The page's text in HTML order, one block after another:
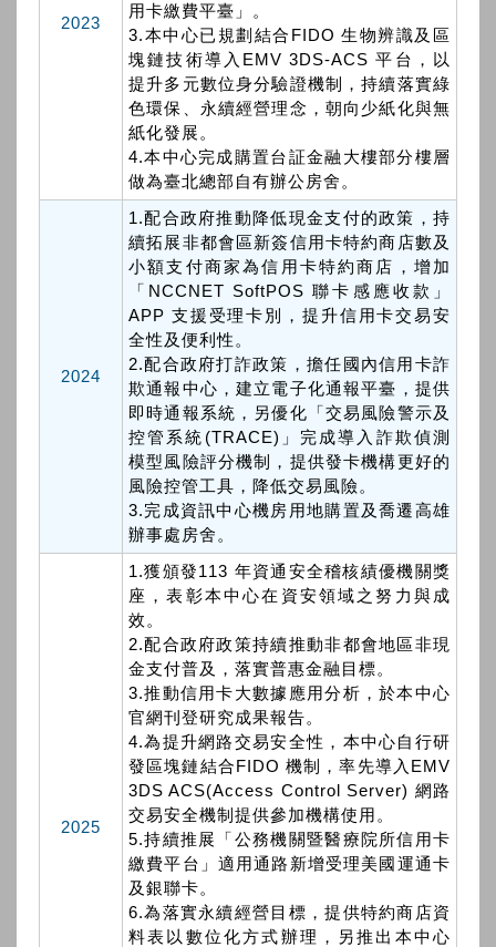
2023
用卡繳費平臺」。
3.本中心已規劃結合FIDO 生物辨識及區
塊鏈技術導入EMV 3DS-ACS 平台，以
提升多元數位身分驗證機制，持續落實綠
色環保、永續經營理念，朝向少紙化與無
紙化發展。
4.本中心完成購置台証金融大樓部分樓層
做為臺北總部自有辦公房舍。
2024
1.配合政府推動降低現金支付的政策，持
續拓展非都會區新簽信用卡特約商店數及
小額支付商家為信用卡特約商店，增加
「NCCNET SoftPOS 聯卡感應收款」
APP 支援受理卡別，提升信用卡交易安
全性及便利性。
2.配合政府打詐政策，擔任國內信用卡詐
欺通報中心，建立電子化通報平臺，提供
即時通報系統，另優化「交易風險警示及
控管系統(TRACE)」完成導入詐欺偵測
模型風險評分機制，提供發卡機構更好的
風險控管工具，降低交易風險。
3.完成資訊中心機房用地購置及喬遷高雄
辦事處房舍。
2025
1.獲頒發113 年資通安全稽核績優機關獎
座，表彰本中心在資安領域之努力與成
效。
2.配合政府政策持續推動非都會地區非現
金支付普及，落實普惠金融目標。
3.推動信用卡大數據應用分析，於本中心
官網刊登研究成果報告。
4.為提升網路交易安全性，本中心自行研
發區塊鏈結合FIDO 機制，率先導入EMV
3DS ACS(Access Control Server) 網路
交易安全機制提供參加機構使用。
5.持續推展「公務機關暨醫療院所信用卡
繳費平台」適用通路新增受理美國運通卡
及銀聯卡。
6.為落實永續經營目標，提供特約商店資
料表以數位化方式辦理，另推出本中心